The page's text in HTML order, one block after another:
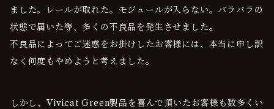
ました。レールが取れた。モジュールが入らない。バラバラの
状態で届いた等、多くの不良品を発生させました。
不良品によってご迷惑をお掛けしたお客様には、本当に申し訳
なく何度もやめようと考えました。
しかし、Vivicat Green製品を喜んで頂いたお客様も数多くい